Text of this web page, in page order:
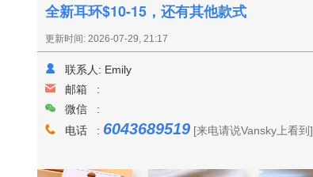
全新耳环$10-15，还有其他款式
更新时间: 2026-07-29, 21:17
联系人: Emily
邮箱 :
微信 :
电话 : 6043689519 [来电请说Vansky上看到]